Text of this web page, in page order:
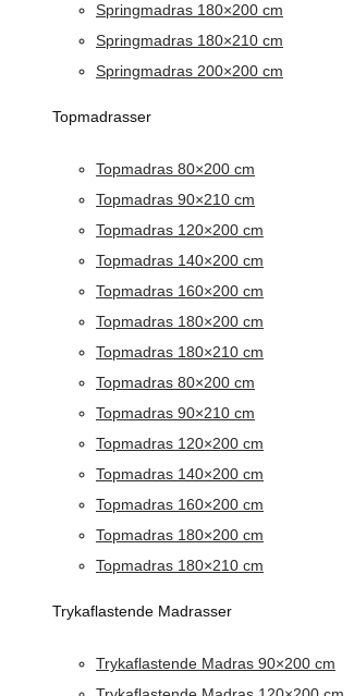
Springmadras 180×200 cm
Springmadras 180×210 cm
Springmadras 200×200 cm
Topmadrasser
Topmadras 80×200 cm
Topmadras 90×210 cm
Topmadras 120×200 cm
Topmadras 140×200 cm
Topmadras 160×200 cm
Topmadras 180×200 cm
Topmadras 180×210 cm
Topmadras 80×200 cm
Topmadras 90×210 cm
Topmadras 120×200 cm
Topmadras 140×200 cm
Topmadras 160×200 cm
Topmadras 180×200 cm
Topmadras 180×210 cm
Trykaflastende Madrasser
Trykaflastende Madras 90×200 cm